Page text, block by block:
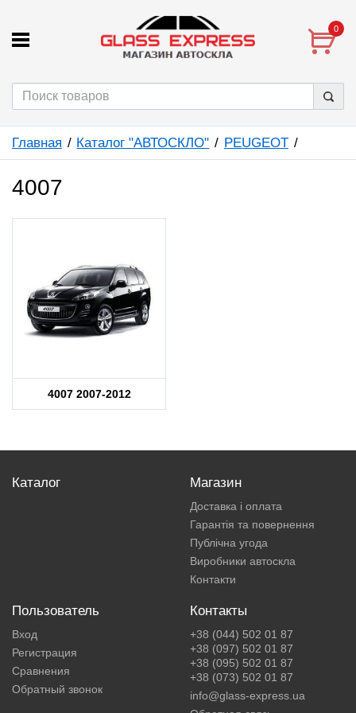
0
Главная Каталог "АВТОСКЛО" PEUGEOT
4007
4007 2007-2012
Каталог Магазин
Доставка і оплата
Гарантія та повернення
Публічна угода
Виробники автоскла
Контакти
Пользователь
Вход
Регистрация
Сравнения
Обратный звонок
Контакты
+38 (044) 502 01 87
+38 (097) 502 01 87
+38 (095) 502 01 87
+38 (073) 502 01 87
info@glass-express.ua